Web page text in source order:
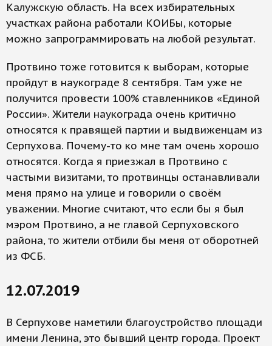
Калужскую область. На всех избирательных
участках района работали КОИБы, которые
можно запрограммировать на любой результат.
Протвино тоже готовится к выборам, которые
пройдут в наукограде 8 сентября. Там уже не
получится провести 100% ставленников «Единой
России». Жители наукограда очень критично
относятся к правящей партии и выдвиженцам из
Серпухова. Почему-то ко мне там очень хорошо
относятся. Когда я приезжал в Протвино с
частыми визитами, то протвинцы останавливали
меня прямо на улице и говорили о своём
уважении. Многие считают, что если бы я был
мэром Протвино, а не главой Серпуховского
района, то жители отбили бы меня от оборотней
из ФСБ.
12.07.2019
В Серпухове наметили благоустройство площади
имени Ленина, это бывший центр города. Проект